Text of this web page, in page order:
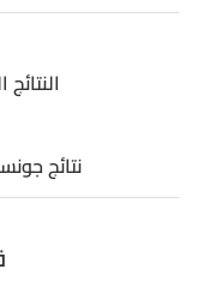
نتائج